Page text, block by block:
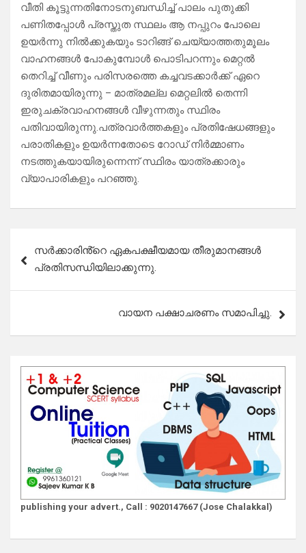
വീതി കൂട്ടുന്നതിനോടനുബന്ധിച്ച് പാലം പുതുക്കി
പണിതപ്പോൾ പ്രസ്തുത സ്ഥലം ആ നപ്പുറം പോലെ
ഉയർന്നു നിൽക്കുകയും ടാറിങ്ങ് ചെയ്യാത്തതുമൂലം
വാഹനങ്ങൾ പോകുമ്പോൾ പൊടിപറന്നും മെറ്റൽ
തെറിച്ച് വീണും പരിസരത്തെ കച്ചവടക്കാർക്ക് ഏറെ
ദുരിതമായിരുന്നു – മാത്രമല്ല മെറ്റലിൽ തെന്നി
ഇരുചക്രവാഹനങ്ങൾ വീഴുന്നതും സ്ഥിരം
പതിവായിരുന്നു.പത്രവാർത്തകളും പ്രതിഷേധങ്ങളും
പരാതികളും ഉയർന്നതോടെ റോഡ് നിർമ്മാണം
നടത്തുകയായിരുന്നെന്ന് സ്ഥിരം യാത്രക്കാരും
വ്യാപാരികളും പറഞ്ഞു.
navigation
സർക്കാരിൻ്റെ ഏകപക്ഷീയമായ തീരുമാനങ്ങൾ
പ്രതിസന്ധിയിലാക്കുന്നു.
വായന പക്ഷാചരണം സമാപിച്ചു.
publishing your advert., Call : 9020147667 (Jose Chalakkal)